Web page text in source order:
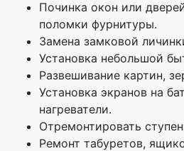
Починка окон или
поломки фурнитуры.
Замена замковой
Установка небольшой
Развешивание картин,
Установка экранов на
нагреватели.
Отремонтировать
Ремонт табуретов,